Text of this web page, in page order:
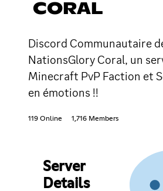
CORAL
Discord Communautaire
NationsGlory Coral, un
Minecraft PvP Faction et
en émotions !!
119 Online 1,716 Members
Server
Details